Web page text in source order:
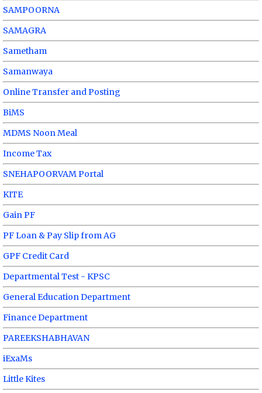
SAMPOORNA
SAMAGRA
Sametham
Samanwaya
Online Transfer and Posting
BiMS
MDMS Noon Meal
Income Tax
SNEHAPOORVAM Portal
KITE
Gain PF
PF Loan & Pay Slip from AG
GPF Credit Card
Departmental Test - KPSC
General Education Department
Finance Department
PAREEKSHABHAVAN
iExaMs
Little Kites